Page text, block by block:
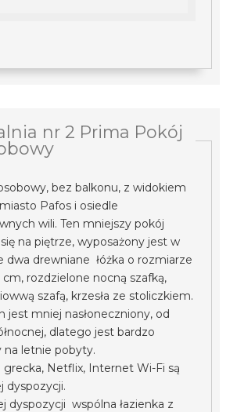
nr 2 Prima Pokój
bez balkonu, z widokiem
Pafos i osiedle
wili. Ten mniejszy pokój
na piętrze, wyposażony jest w
dwa drewniane łóżka o rozmiarze
rozdzielone nocną szafką,
szafą, krzesła ze stoliczkiem.
jest mniej nasłoneczniony, od
dlatego jest bardzo
na letnie pobyty.
grecka, Netflix, Internet Wi-Fi są
dyspozycji.
dyspozycji wspólna łazienka z